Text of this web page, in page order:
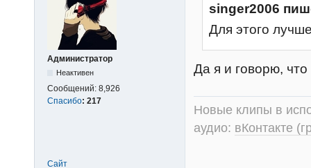
Администратор
Неактивен
Сообщений: 8,926
Спасибо: 217
singer2006
Для этого
Да я и говорю,
Новые клипы в
аудио: вКонтакте
Сайт